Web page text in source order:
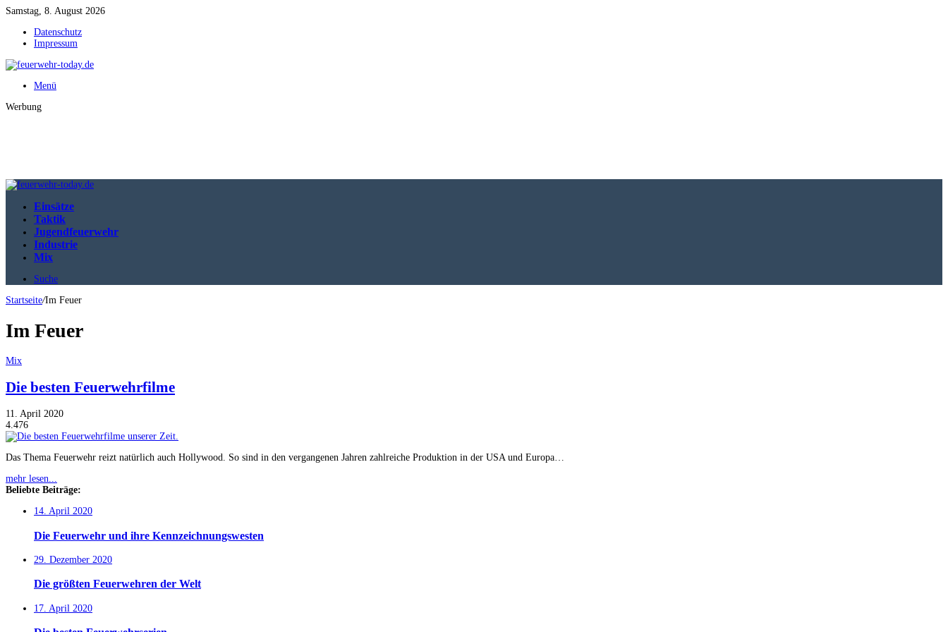
Samstag, 8. August 2026
Datenschutz
Impressum
Menü
Werbung
Einsätze
Taktik
Jugendfeuerwehr
Industrie
Mix
Suche
Startseite/Im Feuer
Im Feuer
Mix
Die besten Feuerwehrfilme
11. April 2020
4.476
Das Thema Feuerwehr reizt natürlich auch Hollywood. So sind in den vergangenen Jahren zahlreiche Produktion in der USA und Europa…
mehr lesen...
Beliebte Beiträge:
14. April 2020
Die Feuerwehr und ihre Kennzeichnungswesten
29. Dezember 2020
Die größten Feuerwehren der Welt
17. April 2020